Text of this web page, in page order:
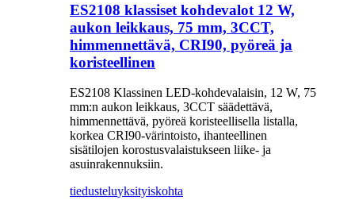
ES2108 klassiset kohdevalot 12 W,
aukon leikkaus, 75 mm, 3CCT,
himmennettävä, CRI90, pyöreä ja
koristeellinen
ES2108 Klassinen LED-kohdevalaisin, 12 W, 75
mm:n aukon leikkaus, 3CCT säädettävä,
himmennettävä, pyöreä koristeellisella listalla,
korkea CRI90-värintoisto, ihanteellinen
sisätilojen korostusvalaistukseen liike- ja
asuinrakennuksiin.
tiedusteluyksityiskohta